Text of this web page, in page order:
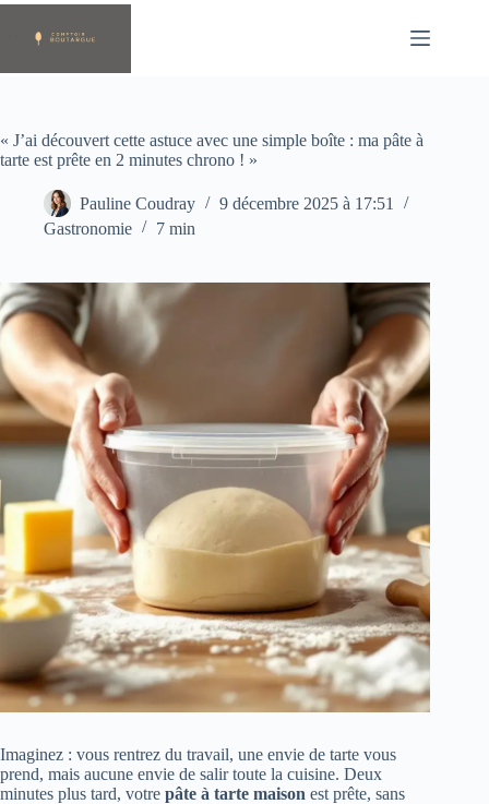
Passer
contenu
« J’ai découvert cette astuce avec une simple boîte : ma pâte à
tarte est prête en 2 minutes chrono ! »
Pauline Coudray
9 décembre 2025 à 17:51
Gastronomie
7 min
Imaginez : vous rentrez du travail, une envie de tarte vous
prend, mais aucune envie de salir toute la cuisine. Deux
minutes plus tard, votre pâte à tarte maison est prête, sans